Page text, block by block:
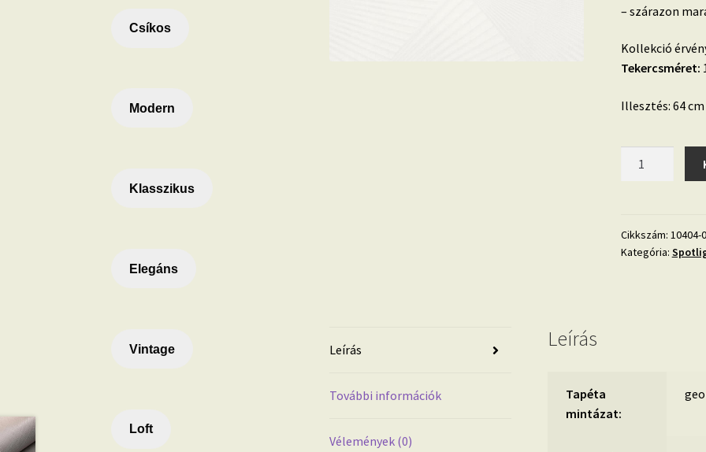
– szárazon
Kollekció
Tekercsméret:
Illesztés: 64 cm
geometrikus
mintával
Cikkszám: 10404-
Kategória:
Leírás
További információk
Vélemények (0)
Leírás
Tapéta
mintázat:
Csíkos
Modern
Klasszikus
Elegáns
Vintage
Loft